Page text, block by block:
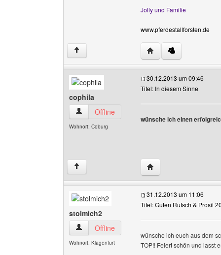
Jolly und Familie
www.pferdestallforsten.de
↑ Website dieses
cophila
cophila Benutzer-Profile anzeigen
Offline
Wohnort: Coburg
30.12.2013 um 09:46
Titel: In diesem Sinne
wünsche ich einen
↑ Website dieses
stolmich2
stolmich2 Benutzer-Profile anzeigen
Offline
Wohnort: Klagenfurt
31.12.2013 um 11:06
Titel: Guten Rutsch & Prosit
wünsche ich euch aus dem
TOP!! Feiert schön und lasst